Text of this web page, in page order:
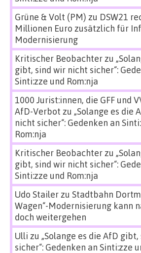
Grüne & Volt (PM) zu DSW21
Millionen Euro zusätzlich für
Modernisierung
Kritischer Beobachterzu
gibt, sind wir nicht sicher“:
Sinti:zze und Rom:nja
1000 Jurist:innen, die GFF und
AfD-Verbot zu „Solange es die
nicht sicher“: Gedenken an
Rom:nja
Kritischer Beobachterzu
gibt, sind wir nicht sicher“:
Sinti:zze und Rom:nja
Udo Stailerzu Stadtbahn
Wagen“-Modernisierung kann
doch weitergehen
Ulli zu „Solange es die AfD
sicher“: Gedenken an Sinti:zze